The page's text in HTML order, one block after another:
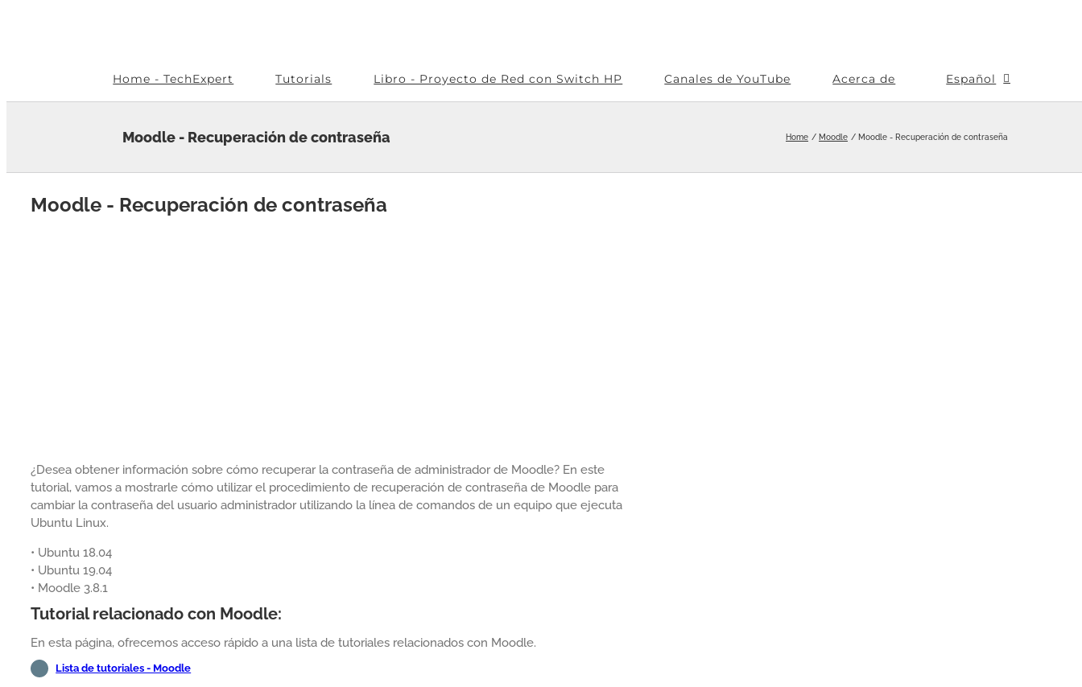
Home - TechExpert
Tutorials Libro - Proyecto de Red con Switch HP Canales de YouTube Acerca de Español
Moodle - Recuperación de contraseña Home Moodle Moodle - Recuperación de contraseña
Moodle - Recuperación de contraseña
¿Desea obtener información sobre cómo recuperar la contraseña de administrador de Moodle? En este
tutorial, vamos a mostrarle cómo utilizar el procedimiento de recuperación de contraseña de Moodle para
cambiar la contraseña del usuario administrador utilizando la línea de comandos de un equipo que ejecuta
Ubuntu Linux.
• Ubuntu 18.04
• Ubuntu 19.04
• Moodle 3.8.1
Tutorial relacionado con Moodle:
En esta página, ofrecemos acceso rápido a una lista de tutoriales relacionados con Moodle.
Lista de tutoriales - Moodle